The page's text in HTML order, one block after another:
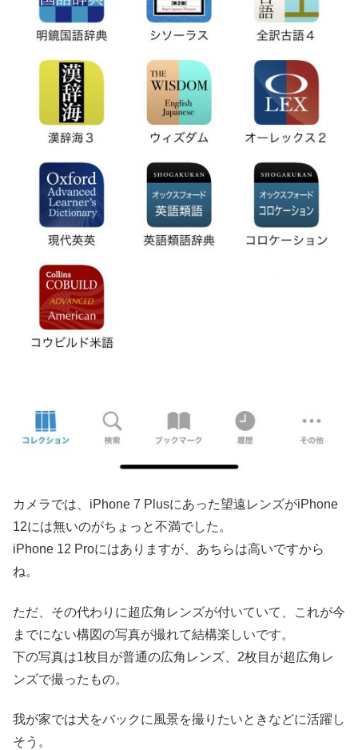
カメラでは、iPhone 7 Plusにあった望遠レンズがiPhone
12には無いのがちょっと不満でした。
iPhone 12 Proにはありますが、あちらは高いですから
ね。
ただ、その代わりに超広角レンズが付いていて、これが今
までにない構図の写真が撮れて結構楽しいです。
下の写真は1枚目が普通の広角レンズ、2枚目が超広角レ
ンズで撮ったもの。
我が家では犬をバックに風景を撮りたいときなどに活躍し
そう。